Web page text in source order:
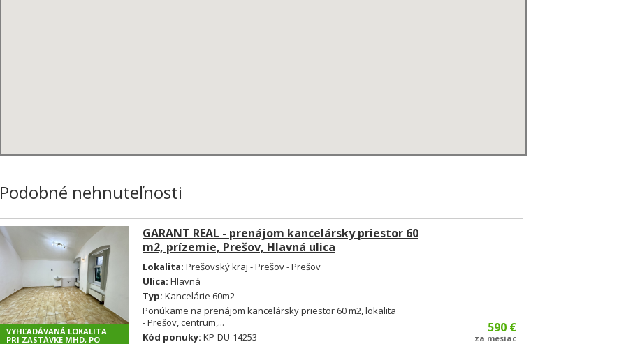
Podobné nehnuteľnosti
VYHĽADÁVANÁ LOKALITA
PRI ZASTÁVKE MHD, PO
GARANT REAL - prenájom kancelársky priestor 60
m2, prízemie, Prešov, Hlavná ulica
Lokalita: Prešovský kraj - Prešov - Prešov
Ulica: Hlavná
Typ: Kancelárie 60m2
Ponúkame na prenájom kancelársky priestor 60 m2, lokalita
- Prešov, centrum,...
Kód ponuky: KP-DU-14253
590 €
za mesiac